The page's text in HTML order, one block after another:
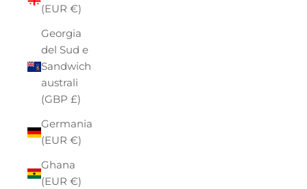
(EUR €)
Georgia
del Sud e
Sandwich
australi
(GBP £)
Germania
(EUR €)
Ghana
(EUR €)